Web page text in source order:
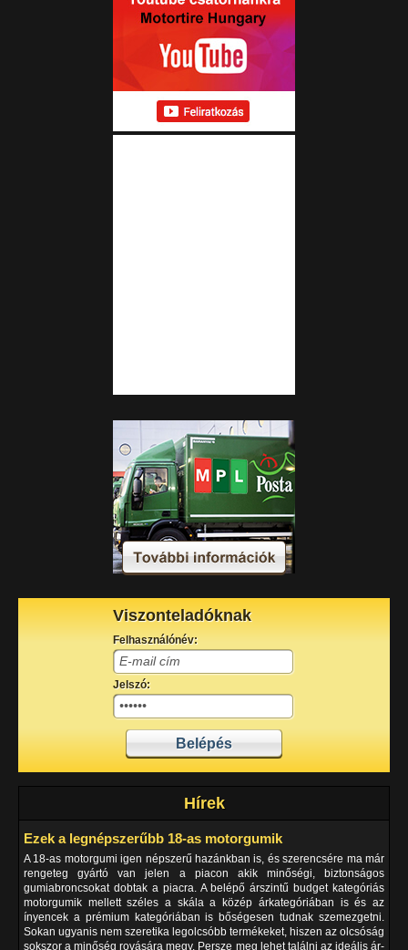
Viszonteladóknak
Felhasználónév:
Jelszó:
Hírek
Ezek a legnépszerűbb 18-as motorgumik
A 18-as motorgumi igen népszerű hazánkban is, és szerencsére ma már
rengeteg gyártó van jelen a piacon akik minőségi, biztonságos
gumiabroncsokat dobtak a piacra. A belépő árszintű budget kategóriás
motorgumik mellett széles a skála a közép árkategóriában is és az
ínyencek a prémium kategóriában is bőségesen tudnak szemezgetni.
Sokan ugyanis nem szeretika legolcsóbb termékeket, hiszen az olcsóság
sokszor a minőség rovására megy. Persze meg lehet találni az ideális ár-